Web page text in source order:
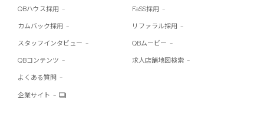
QBハウス採用 FaSS採用
カムバック採用 リファラル採用
スタッフインタビュー QBムービー
QBコンテンツ 求人店舗地図検索
よくある質問
企業サイト